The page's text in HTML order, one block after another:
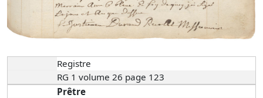
Registre
RG 1 volume 26 page 123
Prêtre